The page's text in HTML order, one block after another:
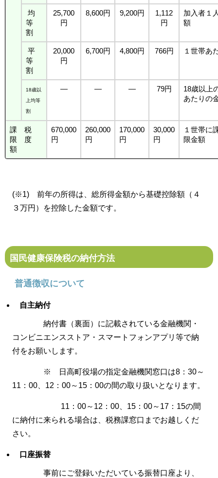
均
等
割
25,700
円
8,600円 9,200円
1,112
円
加入者１
額
平
等
割
20,000
円
6,700円 4,800円 766円 １世帯あ
18歳以
上均等
割
― ― ― 79円
18歳以上
あたりの
課 税
限 度
額
670,000
円
260,000
円
170,000
円
30,000
円
１世帯に
限金額
(※1) 前年の所得は、総所得金額から基礎控除額（４
３万円）を控除した金額です。
国民健康保険税の納付方法
普通徴収について
自主納付
納付書（裏面）に記載されている金融機関・
コンビニエンスストア・スマートフォンアプリ等で納
付をお願いします。
※ 日高町役場の指定金融機関窓口は8：30～
11：00、12：00～15：00の間の取り扱いとなります。
11：00～12：00、15：00～17：15の間
に納付に来られる場合は、税務課窓口までお越しくだ
さい。
口座振替
事前にご登録いただいている振替口座より、